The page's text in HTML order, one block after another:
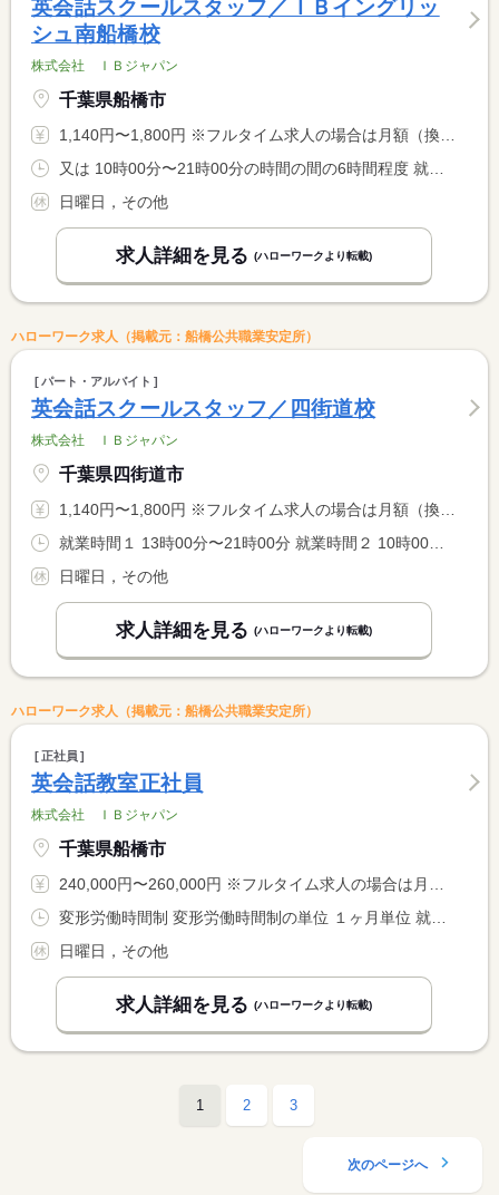
英会話スクールスタッフ／ＩＢイングリッ
シュ南船橋校
株式会社 ＩＢジャパン
千葉県船橋市
1,140円〜1,800円 ※フルタイム求人の場合は月額（換算額）、パート求人の場合は時間額を表示しています。
日曜日，その他
求人詳細を見る (ハローワークより転載)
ハローワーク求人（掲載元：船橋公共職業安定所）
パート・アルバイト
英会話スクールスタッフ／四街道校
株式会社 ＩＢジャパン
千葉県四街道市
1,140円〜1,800円 ※フルタイム求人の場合は月額（換算額）、パート求人の場合は時間額を表示しています。
日曜日，その他
求人詳細を見る (ハローワークより転載)
ハローワーク求人（掲載元：船橋公共職業安定所）
正社員
英会話教室正社員
株式会社 ＩＢジャパン
千葉県船橋市
240,000円〜260,000円 ※フルタイム求人の場合は月額（換算額）、パート求人の場合は時間額を表示しています。
日曜日，その他
求人詳細を見る (ハローワークより転載)
1 2 3
次のページへ